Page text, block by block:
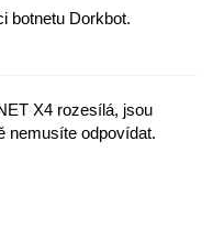
botnetu Dorkbot.
X4 rozesílá, jsou
nemusíte odpovídat.